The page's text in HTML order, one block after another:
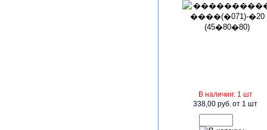
В наличии: 1 шт
338,00 руб.от 1 шт